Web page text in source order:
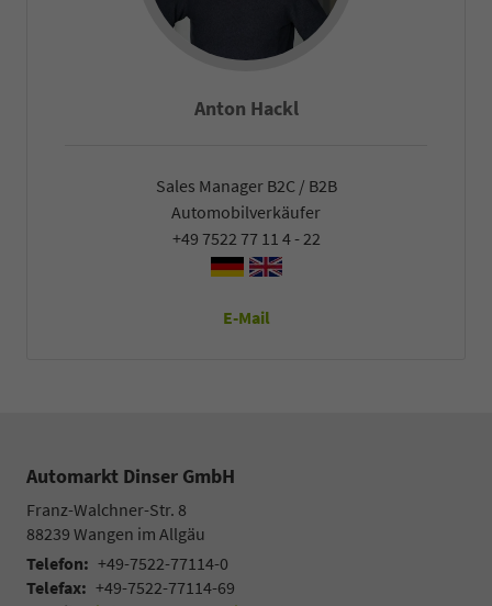
Anton Hackl
Sales Manager B2C / B2B
Automobilverkäufer
+49 7522 77 11 4 - 22
E-Mail
Automarkt Dinser GmbH
Franz-Walchner-Str. 8
88239 Wangen im Allgäu
Telefon: +49-7522-77114-0
Telefax: +49-7522-77114-69